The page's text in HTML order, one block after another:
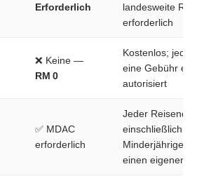
Erforderlich
landesweite
erforderlich
❌ Keine —
RM 0
Kostenlos; jede
eine Gebühr
autorisiert
✅ MDAC
erforderlich
Jeder Reisende,
einschließlich
Minderjähriger,
einen eigenen